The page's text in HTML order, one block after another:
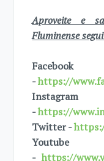
Aproveite e
Fluminense
Facebook
-https://
Instagram
-https://
Twitter -
Youtube
-https://